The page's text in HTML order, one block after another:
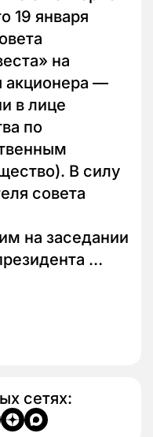
19 января
на
акционера —
в лице
по
В силу
совета
на заседании
…
сетях: